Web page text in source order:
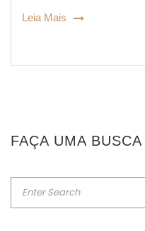
Leia Mais
FAÇA UMA BUSCA